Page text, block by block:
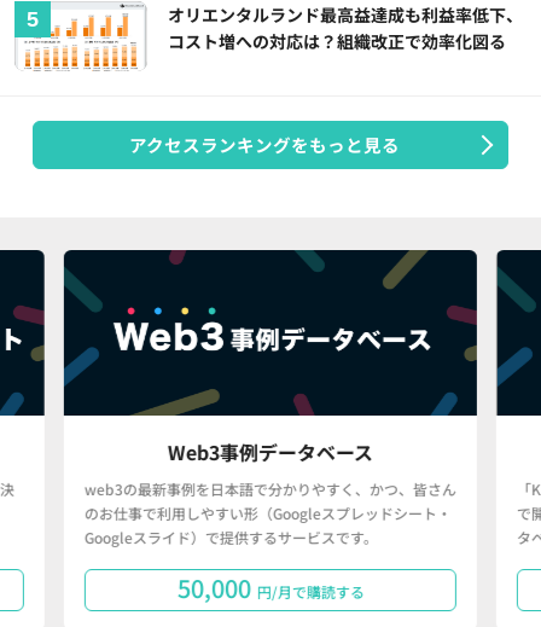
オリエンタルランド最高益達成も利益率低下、
コスト増への対応は？組織改正で効率化図る
アクセスランキングをもっと見る
Web3事例データベース
web3の最新事例を日本語で分かりやすく、かつ、皆さん
のお仕事で利用しやすい形（Googleスプレッドシート・
Googleスライド）で提供するサービスです。
50,000 円/月で購読する
で
タ